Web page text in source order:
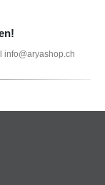
info@aryashop.ch